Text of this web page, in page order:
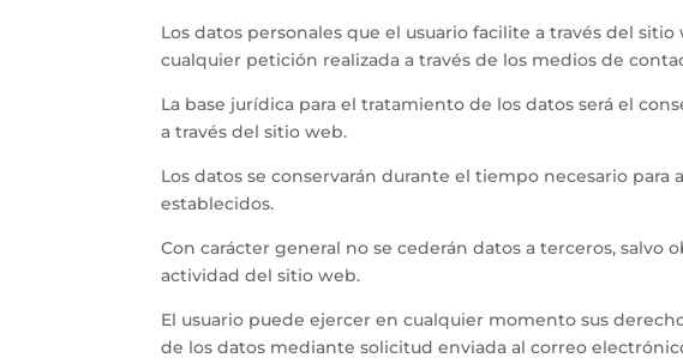
Los datos personales que el usuario facilite a través del
cualquier petición realizada a través de los medios de
La base jurídica para el tratamiento de los datos será el
a través del sitio web.
Los datos se conservarán durante el tiempo necesario
establecidos.
Con carácter general no se cederán datos a terceros,
actividad del sitio web.
El usuario puede ejercer en cualquier momento sus
de los datos mediante solicitud enviada al correo